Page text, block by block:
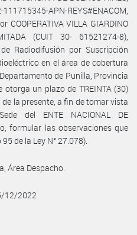
APN-REYS#ENACOM,
VILLA GIARDINO
(CUIT 30- 61521274-8),
Radiodifusión por Suscripción
en el área de cobertura
de Punilla, Provincia
otorga un plazo de TREINTA (30)
la presente, a fin de tomar vista
del ENTE NACIONAL DE
formular las observaciones que
de la Ley N° 27.078).
Área Despacho.
12/2022